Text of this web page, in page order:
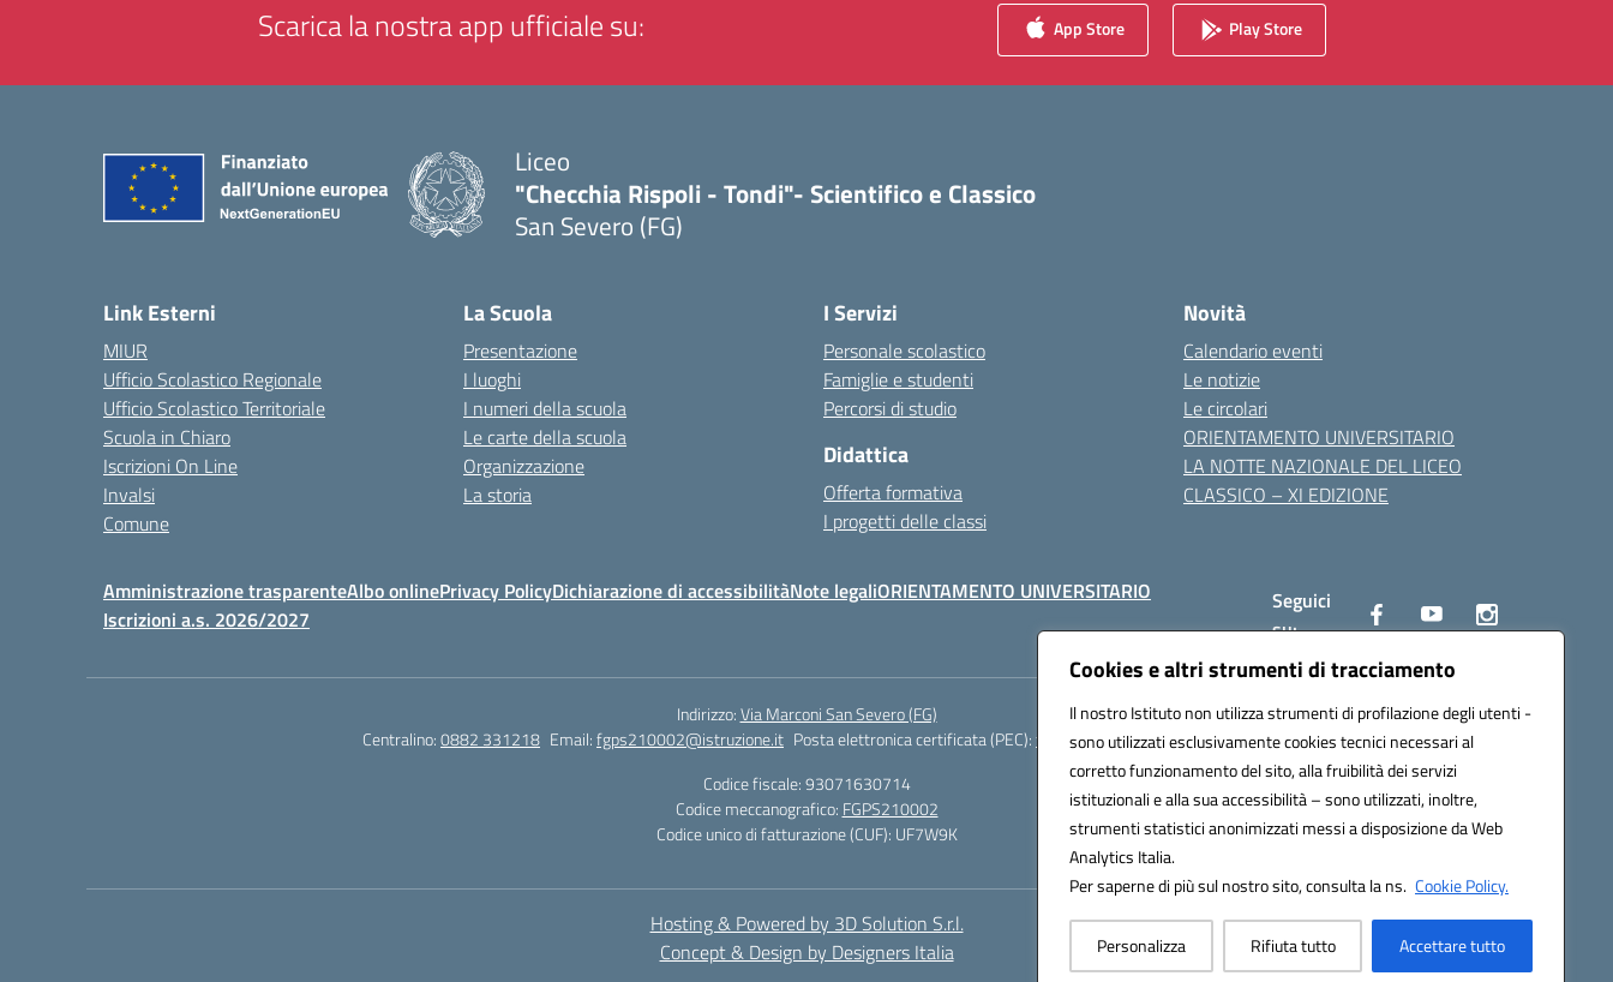
Cookies e altri strumenti di tracciamento
Il nostro Istituto non utilizza strumenti di profilazione degli utenti -
sono utilizzati esclusivamente cookies tecnici necessari al
corretto funzionamento del sito, alla fruibilità dei servizi
istituzionali e alla sua accessibilità – sono utilizzati, inoltre,
strumenti statistici anonimizzati messi a disposizione da Web
Analytics Italia.
Per saperne di più sul nostro sito, consulta la ns. Cookie Policy.
Personalizza Rifiuta tutto Accettare tutto
Scarica la nostra app ufficiale su: App Store Play Store
Liceo
"Checchia Rispoli - Tondi"- Scientifico e Classico
San Severo (FG)
Link Esterni
MIUR
Ufficio Scolastico Regionale
Ufficio Scolastico Territoriale
Scuola in Chiaro
Iscrizioni On Line
Invalsi
Comune
La Scuola
Presentazione
I luoghi
I numeri della scuola
Le carte della scuola
Organizzazione
La storia
I Servizi
Personale scolastico
Famiglie e studenti
Percorsi di studio
Didattica
Offerta formativa
I progetti delle classi
Novità
Calendario eventi
Le notizie
Le circolari
ORIENTAMENTO UNIVERSITARIO
LA NOTTE NAZIONALE DEL LICEO
CLASSICO – XI EDIZIONE
Amministrazione trasparenteAlbo onlinePrivacy PolicyDichiarazione di accessibilitàNote legaliORIENTAMENTO UNIVERSITARIO
Iscrizioni a.s. 2026/2027
Seguici
su:
Indirizzo:Via Marconi San Severo (FG)
Centralino:0882 331218 Email:fgps210002@istruzione.it Posta elettronica certificata (PEC):fgps210002@pec.istruzione.it
Codice fiscale: 93071630714
Codice meccanografico: FGPS210002
Codice unico di fatturazione (CUF): UF7W9K
Hosting & Powered by 3D Solution S.r.l.
Concept & Design by Designers Italia